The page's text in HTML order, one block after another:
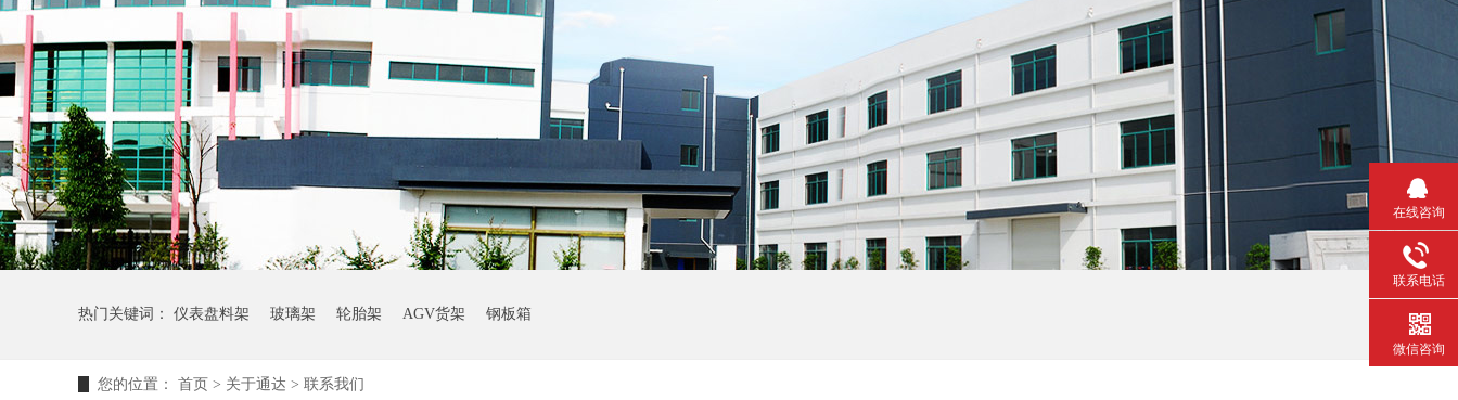
减震器料架 汽车前端模块料架
前副车架料架
气瓶料架 货架系统 猪饲料槽
热门关键词： 仪表盘料架 玻璃架 轮胎架 AGV货架 钢板箱
您的位置： 首页 > 关于通达 > 联系我们
在线咨询
联系电话
微信咨询